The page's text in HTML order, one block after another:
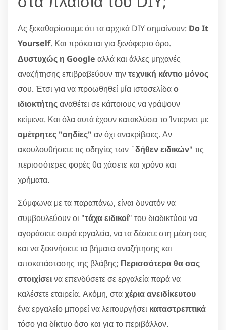
Ας ξεκαθαρίσουμε ότι τα αρχικά DIY σημαίνουν: Do It
Yourself. Και πρόκειται για ξενόφερτο όρο.
Δυστυχώς η Google αλλά και άλλες μηχανές
αναζήτησης επιβραβεύουν τηντεχνική κάντιο μόνος
σου. Έτσι για να προωθηθεί μία ιστοσελίδαο
ιδιοκτήτηςαναθέτει σε κάποιους να γράψουν
κείμενα. Και όλα αυτά έχουν κατακλύσει το Ίντερνετ με
αμέτρητες "αηδίες" αν όχι ανακρίβειες. Αν
ακουλουθήσετε τις οδηγίες των ¨δήθεν ειδικών" τις
περισσότερες φορές θα χάσετε και χρόνο και
χρήματα.
Σύμφωνα με τα παραπάνω, είναι δυνατόν να
συμβουλεύουν οι "τάχα ειδικοί" του διαδικτύου να
αγοράσετε σειρά εργαλεία, να τα δέσετε στη μέση σας
και να ξεκινήσετε τα βήματα αναζήτησης και
αποκατάστασης της βλάβης; Περισσότερα θα σας
στοιχίσεινα επενδύσετε σε εργαλεία παρά να
καλέσετε εταιρεία. Ακόμη, σταχέρια ανειδίκευτου
ένα εργαλείο μπορεί να λειτουργήσει καταστρεπτικά
τόσο για δίκτυο όσο και για το περιβάλλον.